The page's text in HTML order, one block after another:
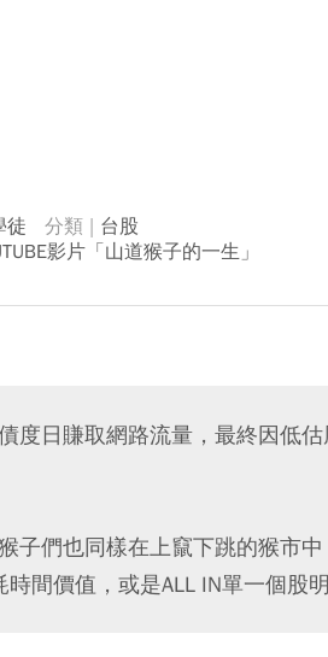
徒
台股
影片「山道猴子的一生」
度日賺取網路流量，最終因低
子們也同樣在上竄下跳的猴市
時間價值，或是ALL IN單一個股